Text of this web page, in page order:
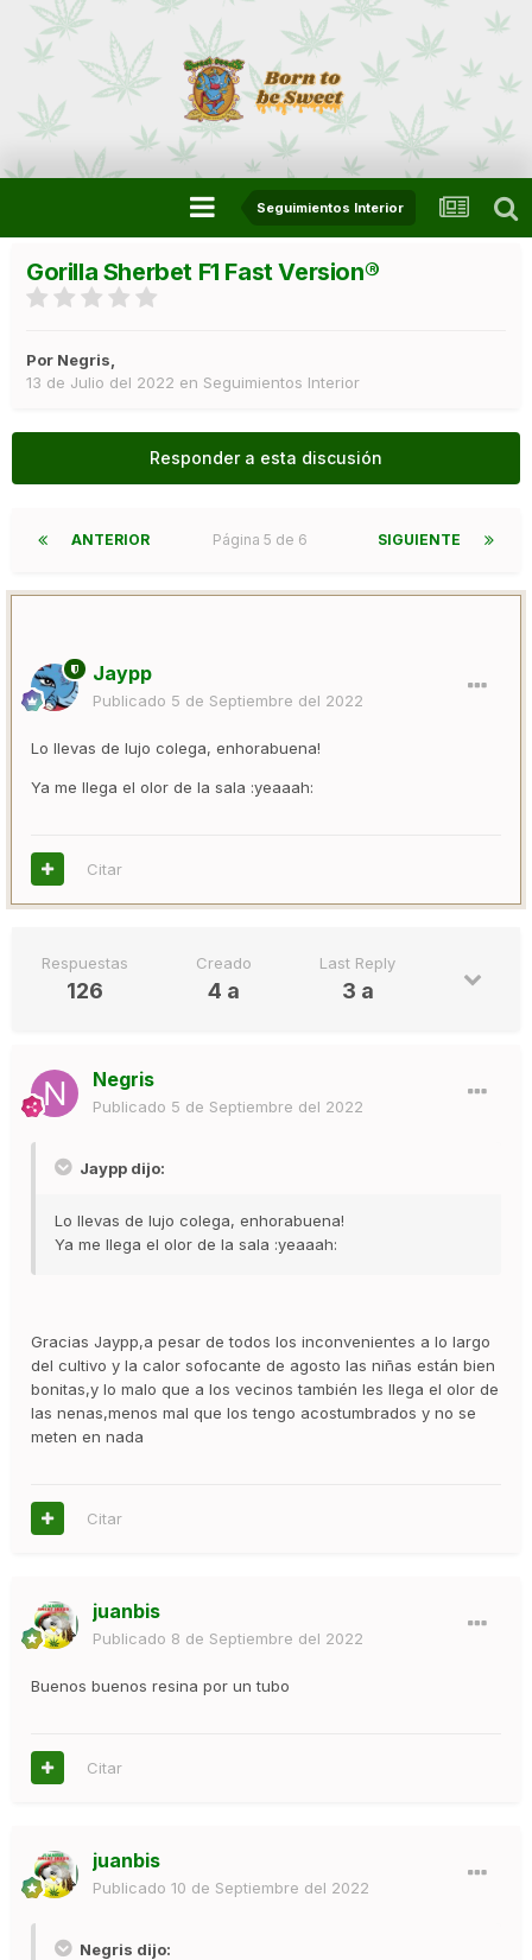
Seguimientos Interior
Gorilla Sherbet F1 Fast Version®
Por Negris,
13 de Julio del 2022 en Seguimientos Interior
Responder a esta discusión
ANTERIOR SIGUIENTE
Página 5 de 6
Jaypp
Publicado 5 de Septiembre del 2022
Lo llevas de lujo colega, enhorabuena!
Ya me llega el olor de la sala :yeaaah:
Citar
Respuestas
126
Creado
4 a
Last Reply
3 a
Negris
Publicado 5 de Septiembre del 2022
Jaypp dijo:
Lo llevas de lujo colega, enhorabuena!
Ya me llega el olor de la sala :yeaaah:
Gracias Jaypp,a pesar de todos los inconvenientes a lo largo
del cultivo y la calor sofocante de agosto las niñas están bien
bonitas,y lo malo que a los vecinos también les llega el olor de
las nenas,menos mal que los tengo acostumbrados y no se
meten en nada
Citar
juanbis
Publicado 8 de Septiembre del 2022
Buenos buenos resina por un tubo
Citar
juanbis
Publicado 10 de Septiembre del 2022
Negris dijo: